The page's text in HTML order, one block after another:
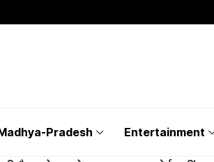
Pradesh Entertainment